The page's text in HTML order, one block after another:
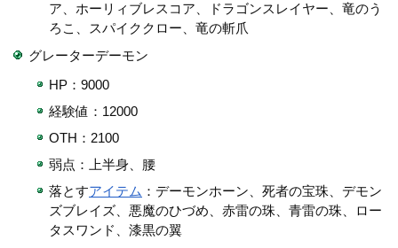
ア、ホーリィブレスコア、ドラゴンスレイヤー、竜のう
ろこ、スパイククロー、竜の斬爪
グレーターデーモン
HP：9000
経験値：12000
OTH：2100
弱点：上半身、腰
落とすアイテム ：デーモンホーン、死者の宝珠、デモン
ズブレイズ、悪魔のひづめ、赤雷の珠、青雷の珠、ロー
タスワンド、漆黒の翼